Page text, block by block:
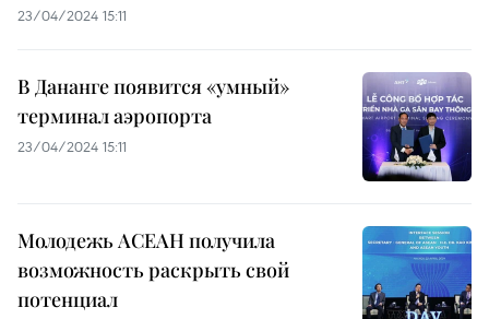
23/04/2024 15:11
В Дананге появится «умный»
терминал аэропорта
23/04/2024 15:11
Молодежь АСЕАН получила
возможность раскрыть свой
потенциал